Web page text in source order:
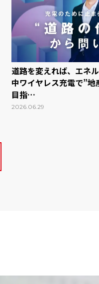
道路を変えれば、エネ
中ワイヤレス充電で”地
目指…
2026.06.29